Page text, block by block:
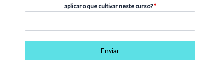
aplicar o que cultivar neste curso?*
Enviar